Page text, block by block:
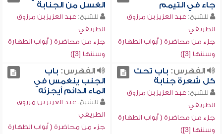
جاء في التيمم
للشيخ: عبد العزيز بن مرزوق
الطريفي
جزء من محاضرة ( أبواب الطهارة
وسننها [3])
الغسل من الجنابة
للشيخ: عبد العزيز بن مرزوق
الطريفي
جزء من محاضرة ( أبواب الطهارة
وسننها [3])
الفهرس: باب تحت
كل شعرة جنابة
للشيخ: عبد العزيز بن مرزوق
الطريفي
جزء من محاضرة ( أبواب الطهارة
وسننها [3])
الفهرس: باب
الجنب ينغمس في
الماء الدائم أيجزئه
للشيخ: عبد العزيز بن مرزوق
الطريفي
جزء من محاضرة ( أبواب الطهارة